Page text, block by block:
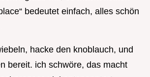
bedeutet einfach, alles schön
hacke den knoblauch, und
bereit. ich schwöre, das macht